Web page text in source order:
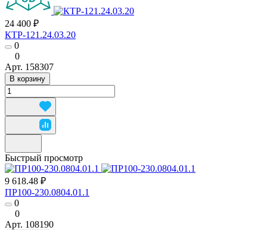
24 400 ₽
КТР-121.24.03.20
0
0
Арт. 158307
В корзину
Быстрый просмотр
9 618.48 ₽
ПР100-230.0804.01.1
0
0
Арт. 108190